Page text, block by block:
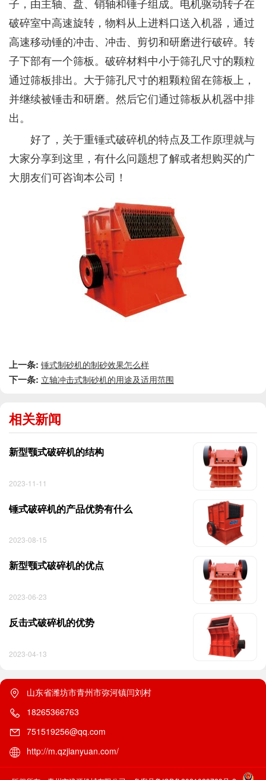
破碎室中高速旋转，物料从上进料口送入机器，通过
高速移动锤的冲击、冲击、剪切和研磨进行破碎。转
子下部有一个筛板。破碎材料中小于筛孔尺寸的颗粒
通过筛板排出。大于筛孔尺寸的粗颗粒留在筛板上，
并继续被锤击和研磨。然后它们通过筛板从机器中排
出。
好了，关于重锤式破碎机的特点及工作原理就与
大家分享到这里，有什么问题想了解或者想购买的广
大朋友们可咨询本公司！
上一条: 锤式制砂机的制砂效果怎么样
下一条: 立轴冲击式制砂机的用途及适用范围
相关新闻
新型颚式破碎机的结构
2023-11-11
锤式破碎机的产品优势有什么
2023-08-15
新型颚式破碎机的优点
2023-06-23
反击式破碎机的优势
2023-04-13
山东省潍坊市青州市弥河镇闫刘村
18265366763
751519256@qq.com
http://m.qzjianyuan.com/